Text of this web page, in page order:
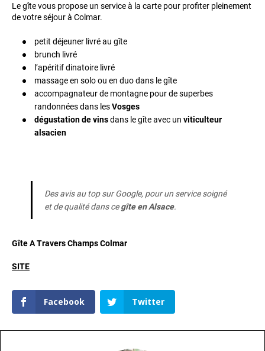
Le gîte vous propose un service à la carte pour profiter pleinement
de votre séjour à Colmar.
petit déjeuner livré au gîte
brunch livré
l’apéritif dinatoire livré
massage en solo ou en duo dans le gîte
accompagnateur de montagne pour de superbes
randonnées dans lesVosges
dégustation de vinsdans le gîte avec un viticulteur
alsacien
Des avis au top sur Google, pour un service soigné
et de qualité dans cegîte en Alsace.
Gîte A Travers Champs Colmar
SITE
Facebook Twitter